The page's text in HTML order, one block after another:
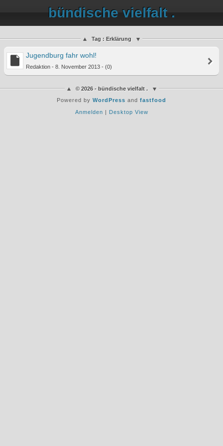
bündische vielfalt .
Tag : Erklärung
Jugendburg fahr wohl!
Redaktion - 8. November 2013 - (0)
© 2026 - bündische vielfalt .
Powered by WordPress and fastfood
Anmelden | Desktop View